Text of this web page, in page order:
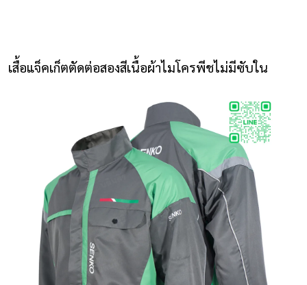
หน้าแรก
โปรแกรมออกแบบยูนิฟอร์ม
ยูนิฟอร์ม
เสื้อโปโล
เสื้อเชิ้ต
เสื้อแจ็คเก็ต
เสื้อแจ็คเก็ตตัดต่อสองสีเนื้อผ้าไมโครพีชไม่มีซับใน